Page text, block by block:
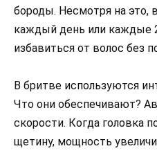
бороды. Несмотря на это,
каждый день или каждые
избавиться от волос без
В бритве используются
Что они обеспечивают?
скорости. Когда головка
щетину, мощность